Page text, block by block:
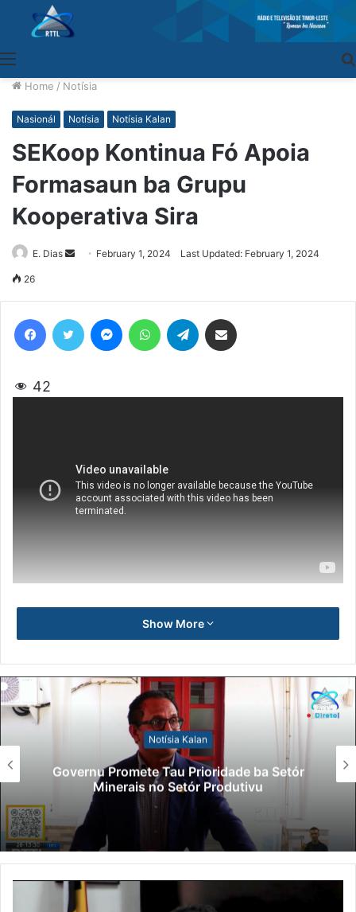
Home / Notísia
Nasionál Notísia Notísia Kalan
SEKoop Kontinua Fó Apoia
Formasaun ba Grupu
Kooperativa Sira
E. Dias
SendFebruary 1, 2024 Last Updated: February 1, 2024
26
42
Show More
Notísia Kalan
Governu Promete Tau Prioridade ba Setór
Minerais no Setór Produtivu